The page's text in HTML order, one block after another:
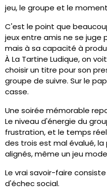
jeu, le groupe et le
C'est le point que
jeux entre amis ne se juge
mais à sa capacité à
À La Tartine Ludique, on
choisir un titre pour son
groupe de suivre. Sur le
casse.
Une soirée mémorable
Le niveau d'énergie du
frustration, et le temps
des trois est mal évalué,
alignés, même un jeu
Le vrai savoir-faire
d'échec social.